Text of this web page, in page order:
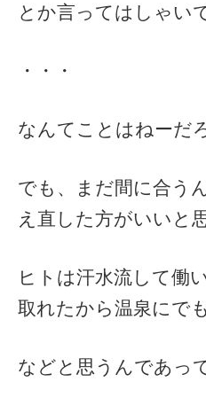
とか言ってはしゃい
・・・
なんてことはねーだ
でも、まだ間に合う
え直した方がいいと
ヒトは汗水流して働
取れたから温泉にで
などと思うんであって